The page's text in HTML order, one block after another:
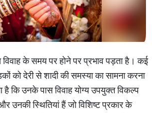
के समय पर होने पर प्रभाव पड़ता है। कई
को देरी से शादी की समस्या का सामना करना
कि उनके पास विवाह योग्य उपयुक्त विकल्प
उनकी स्थितियां हैं जो विशिष्ट प्रकार के